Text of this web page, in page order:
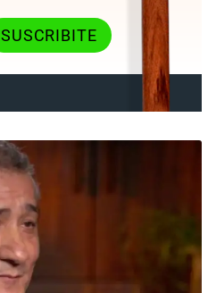
SUSCRIBITE